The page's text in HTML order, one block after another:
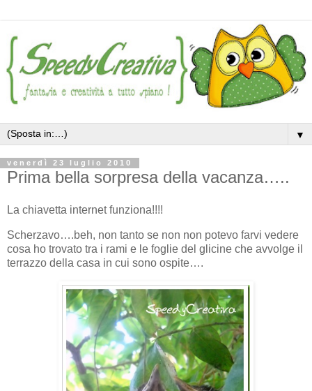
▼
venerdì 23 luglio 2010
Prima bella sorpresa della vacanza…..
La chiavetta internet funziona!!!!
Scherzavo….beh, non tanto se non non potevo farvi vedere
cosa ho trovato tra i rami e le foglie del glicine che avvolge il
terrazzo della casa in cui sono ospite….